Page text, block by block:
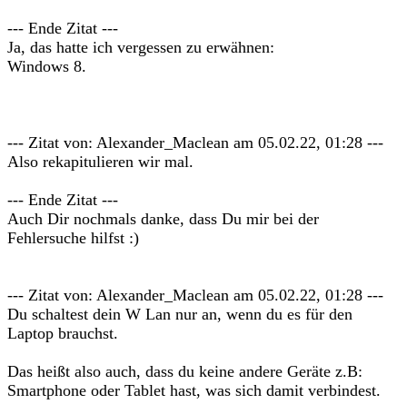
--- Ende Zitat ---
Ja, das hatte ich vergessen zu erwähnen:
Windows 8.
--- Zitat von: Alexander_Maclean am 05.02.22, 01:28 ---
Also rekapitulieren wir mal.
--- Ende Zitat ---
Auch Dir nochmals danke, dass Du mir bei der
Fehlersuche hilfst :)
--- Zitat von: Alexander_Maclean am 05.02.22, 01:28 ---
Du schaltest dein W Lan nur an, wenn du es für den
Laptop brauchst.
Das heißt also auch, dass du keine andere Geräte z.B:
Smartphone oder Tablet hast, was sich damit verbindest.